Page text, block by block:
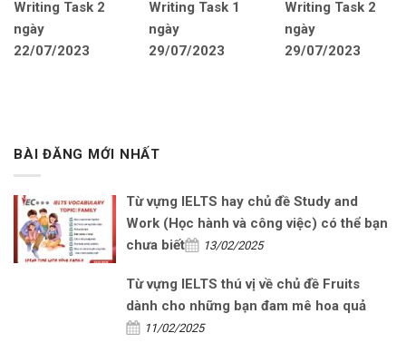
Writing Task 2
ngày
22/07/2023
Writing Task 1
ngày
29/07/2023
Writing Task 2
ngày
29/07/2023
BÀI ĐĂNG MỚI NHẤT
Từ vựng IELTS hay chủ đề Study and
Work (Học hành và công việc) có thể bạn
chưa biết
13/02/2025
Từ vựng IELTS thú vị về chủ đề Fruits
dành cho những bạn đam mê hoa quả
11/02/2025